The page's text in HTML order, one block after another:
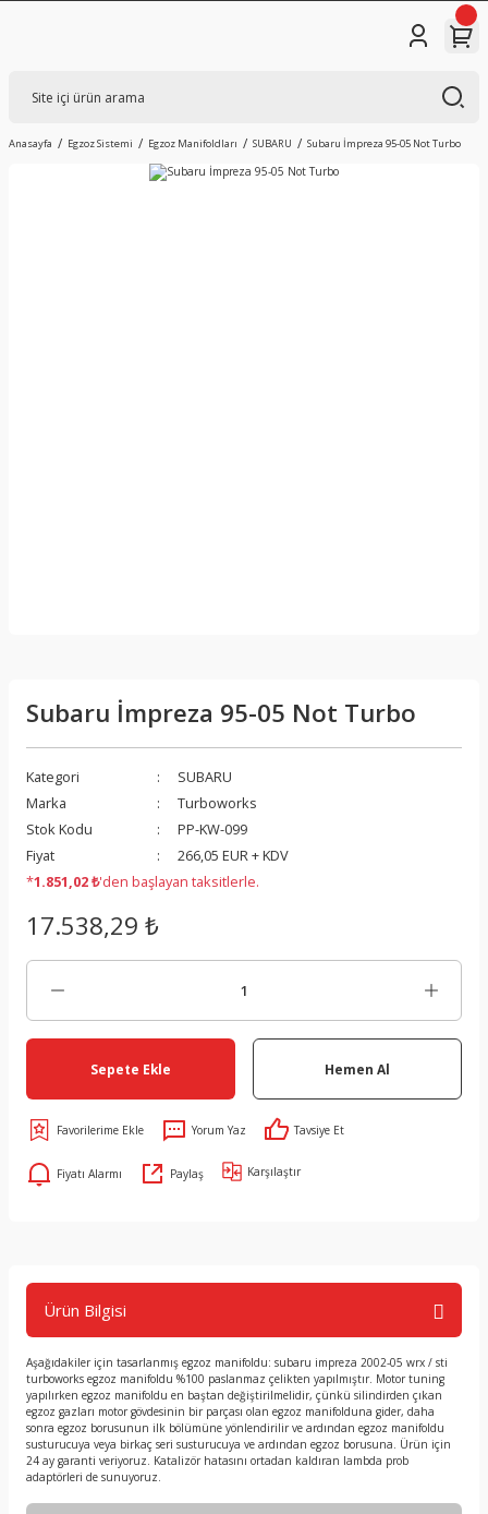
Anasayfa Egzoz Sistemi Egzoz Manifoldları SUBARU Subaru İmpreza 95-05 Not Turbo
Subaru İmpreza 95-05 Not Turbo
Kategori
SUBARU
Marka
Turboworks
Stok Kodu
PP-KW-099
Fiyat
266,05 EUR + KDV
*1.851,02 ₺'den başlayan taksitlerle.
17.538,29 ₺
Sepete Ekle Hemen Al
Yorum Yaz Tavsiye Et
Fiyatı Alarmı Paylaş Karşılaştır
Ürün Bilgisi
Aşağıdakiler için tasarlanmış egzoz manifoldu: subaru impreza 2002-05 wrx / sti
turboworks egzoz manifoldu %100 paslanmaz çelikten yapılmıştır. Motor tuning
yapılırken egzoz manifoldu en baştan değiştirilmelidir, çünkü silindirden çıkan
egzoz gazları motor gövdesinin bir parçası olan egzoz manifolduna gider, daha
sonra egzoz borusunun ilk bölümüne yönlendirilir ve ardından egzoz manifoldu
susturucuya veya birkaç seri susturucuya ve ardından egzoz borusuna. Ürün için
24 ay garanti veriyoruz. Katalizör hatasını ortadan kaldıran lambda prob
adaptörleri de sunuyoruz.